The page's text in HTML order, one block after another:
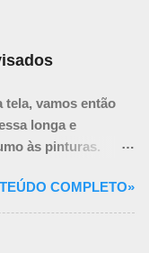
tela, vamos então
longa e
às pinturas.
a realização de um
podem ser
COMPLETO»